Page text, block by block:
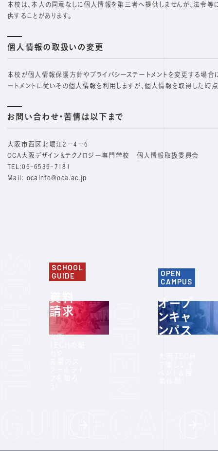
本校は、本人の同意なしに個人情報を第三者へ提供しませんが、法令
供することがあります。
個人情報の取扱いの変更
本校が個人情報保護方針やプライバシーステートメントを変更する場合
ートメントに従いその個人情報を利用しますが、個人情報を取得した時
お問い合わせ・苦情は以下まで
大阪市西区北堀江2－4－6
OCA大阪デザイン＆テクノロジー専門学校 個人情報取扱委員会
TEL:06-6536-7181
Mail: ocainfo@oca.ac.jp
SCHOOL
GUIDE
資料
請求
大阪
OPEN
CAMPUS
オープ
ンキャ
ンパス
で楽しいイ
ベント＆授
業体験!